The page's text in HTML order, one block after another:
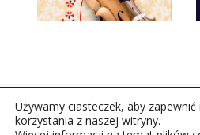
Używamy ciasteczek, aby
korzystania z naszej witryny.